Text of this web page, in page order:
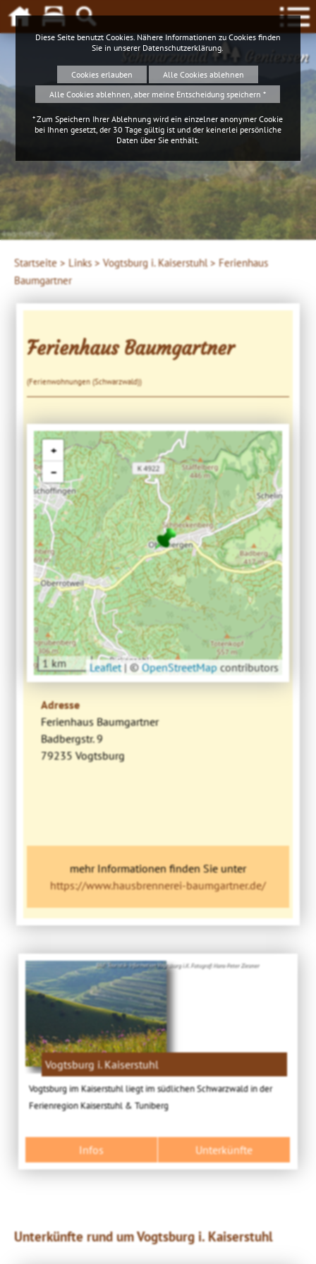
Schwarzwald Geniessen
4ws-netdesign
Startseite > Links > Vogtsburg i. Kaiserstuhl > Ferienhaus
Baumgartner
Ferienhaus Baumgartner
(Ferienwohnungen (Schwarzwald))
+
−
1 km Leaflet | © OpenStreetMap contributors
Adresse
Ferienhaus Baumgartner
Badbergstr. 9
79235 Vogtsburg
mehr Informationen finden Sie unter
https://www.hausbrennerei-baumgartner.de/
Bild: Touristik-Information Vogtsburg i.K. Fotograf: Hans-Peter Ziesmer
Vogtsburg i. Kaiserstuhl
Vogtsburg im Kaiserstuhl liegt im südlichen Schwarzwald in der
Ferienregion Kaiserstuhl & Tuniberg
Infos Unterkünfte
Unterkünfte rund um Vogtsburg i. Kaiserstuhl
Diese Seite benutzt Cookies. Nähere Informationen zu Cookies finden
Sie in unserer Datenschutzerklärung
Cookies erlauben
Alle Cookies ablehnen
Alle Cookies ablehnen, aber meine Entscheidung speichern *
* Zum Speichern Ihrer Ablehnung wird ein einzelner anonymer Cookie
bei Ihnen gesetzt, der 30 Tage gültig ist und der keinerlei persönliche
Daten über Sie enthält.